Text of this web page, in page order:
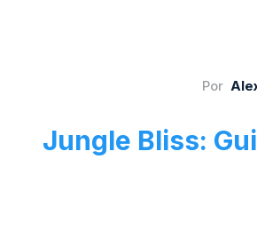
Por
Jungle Bliss: